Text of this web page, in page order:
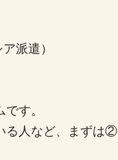
派遣）
す。
る人など、まずは②